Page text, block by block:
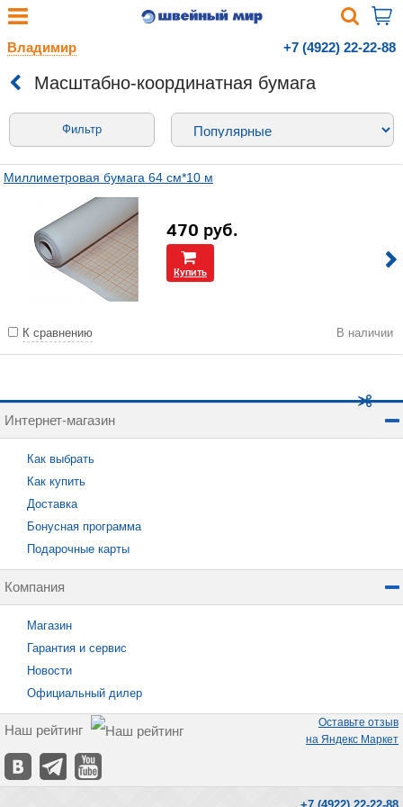
Владимир +7 (4922) 22-22-88
Масштабно-координатная бумага
Фильтр
Миллиметровая бумага 64 см*10 м
470 руб.
Купить
К сравнению В наличии
Интернет-магазин
Как выбрать
Как купить
Доставка
Бонусная программа
Подарочные карты
Компания
Магазин
Гарантия и сервис
Новости
Официальный дилер
Наш рейтинг
Оставьте отзыв
на Яндекс Маркет